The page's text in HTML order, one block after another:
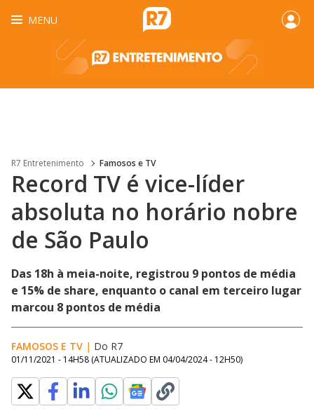
MENU
R7 Entretenimento Famosos e TV
Record TV é vice-líder
absoluta no horário nobre
de São Paulo
Das 18h à meia-noite, registrou 9 pontos de média
e 15% de share, enquanto o canal em terceiro lugar
marcou 8 pontos de média
FAMOSOS E TV | Do R7
01/11/2021 - 14H58 (ATUALIZADO EM 04/04/2024 - 12H50)